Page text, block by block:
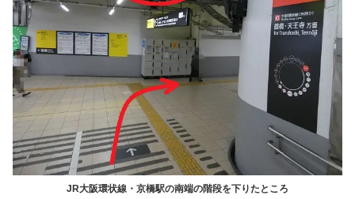
JR大阪環状線・京橋駅の南端の階段を下りたところ